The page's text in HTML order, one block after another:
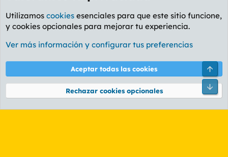
Foro General
Cookies
PL OLDSTYLE AMARILLO
Términos y reglas Política de privacidad Ayuda
Community platform by XenForo® © 2010-2026 XenForo Ltd.
Utilizamos cookies esenciales para que este sitio funcione,
y cookies opcionales para mejorar tu experiencia.
Ver más información y configurar tus preferencias
Aceptar todas las cookies
Rechazar cookies opcionales
Pie